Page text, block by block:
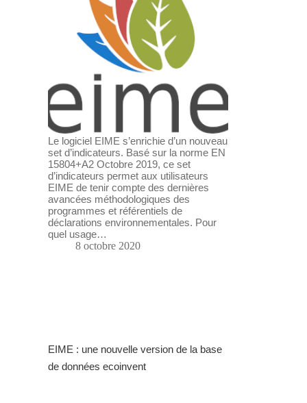
Le logiciel EIME s’enrichie d’un nouveau
set d’indicateurs. Basé sur la norme EN
15804+A2 Octobre 2019, ce set
d’indicateurs permet aux utilisateurs
EIME de tenir compte des dernières
avancées méthodologiques des
programmes et référentiels de
déclarations environnementales. Pour
quel usage…
8 octobre 2020
EIME : une nouvelle version de la base
de données ecoinvent